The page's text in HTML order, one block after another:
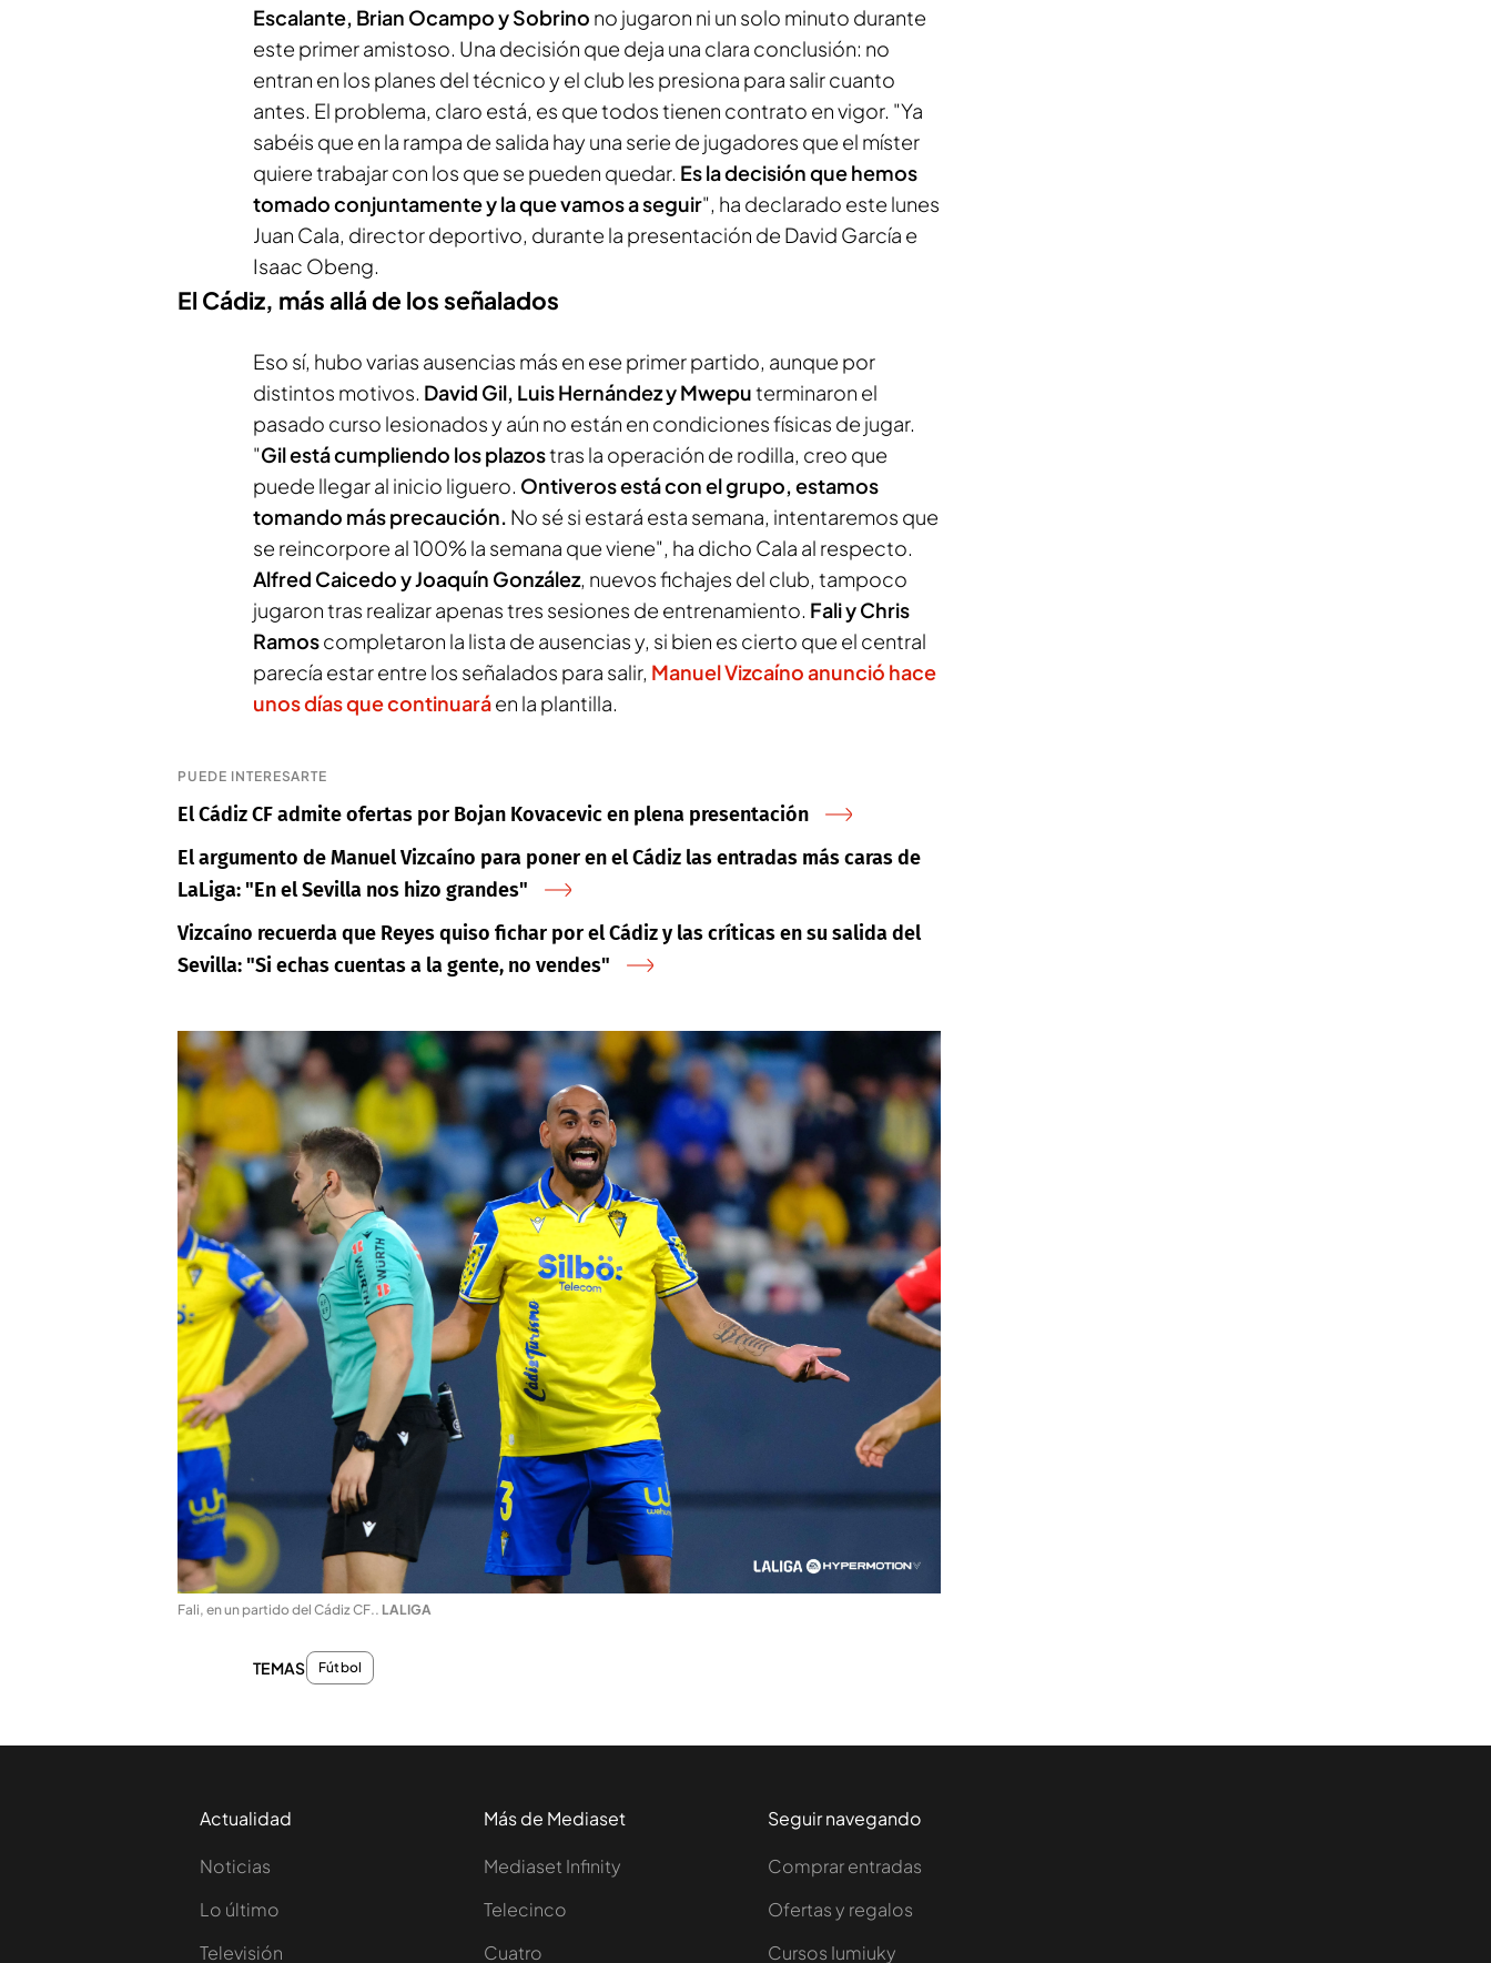
Escalante, Brian Ocampo y Sobrino no jugaron ni un solo minuto durante
este primer amistoso. Una decisión que deja una clara conclusión: no
entran en los planes del técnico y el club les presiona para salir cuanto
antes. El problema, claro está, es que todos tienen contrato en vigor. "Ya
sabéis que en la rampa de salida hay una serie de jugadores que el míster
quiere trabajar con los que se pueden quedar. Es la decisión que hemos
tomado conjuntamente y la que vamos a seguir", ha declarado este lunes
Juan Cala, director deportivo, durante la presentación de David García e
Isaac Obeng.
El Cádiz, más allá de los señalados
Eso sí, hubo varias ausencias más en ese primer partido, aunque por
distintos motivos. David Gil, Luis Hernández y Mweputerminaron el
pasado curso lesionados y aún no están en condiciones físicas de jugar.
"Gil está cumpliendo los plazostras la operación de rodilla, creo que
puede llegar al inicio liguero. Ontiveros está con el grupo, estamos
tomando más precaución. No sé si estará esta semana, intentaremos que
se reincorpore al 100% la semana que viene", ha dicho Cala al respecto.
Alfred Caicedo y Joaquín González, nuevos fichajes del club, tampoco
jugaron tras realizar apenas tres sesiones de entrenamiento. Fali y Chris
Ramoscompletaron la lista de ausencias y, si bien es cierto que el central
parecía estar entre los señalados para salir, Manuel Vizcaíno anunció hace
unos días que continuaráen la plantilla.
PUEDE INTERESARTE
El Cádiz CF admite ofertas por Bojan Kovacevic en plena presentación
El argumento de Manuel Vizcaíno para poner en el Cádiz las entradas más caras de
LaLiga: "En el Sevilla nos hizo grandes"
Vizcaíno recuerda que Reyes quiso fichar por el Cádiz y las críticas en su salida del
Sevilla: "Si echas cuentas a la gente, no vendes"
Fali, en un partido del Cádiz CF.. LALIGA
TEMAS Fútbol
Actualidad
Noticias
Lo último
Televisión
Más de Mediaset
Mediaset Infinity
Telecinco
Cuatro
Seguir navegando
Comprar entradas
Ofertas y regalos
Cursos Iumiuky